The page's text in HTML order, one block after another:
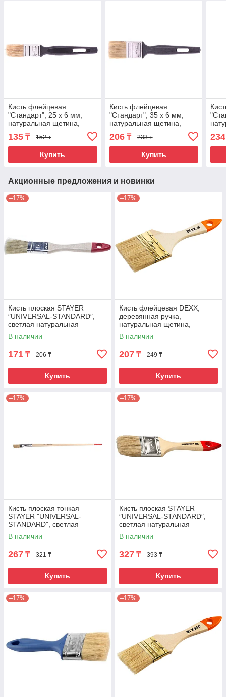
Кисть флейцевая
"Стандарт", 25 х 6 мм,
натуральная щетина,
пластиковая ручка
Сибртех
135 ₸ 152 ₸
Купить
Кисть флейцевая
"Стандарт", 35 х 6 мм,
натуральная щетина,
пластиковая ручка
Сибртех
206₸ 233 ₸
Купить
234
Акционные предложения и новинки
–17%
Кисть плоская STAYER
″UNIVERSAL-STANDARD″,
светлая натуральная
щетина, деревянная ручка,
20мм
В наличии
171 ₸ 206 ₸
Купить
–17%
Кисть флейцевая DEXX,
деревянная ручка,
натуральная щетина,
индивидуальная упаковка,
75мм
В наличии
207 ₸ 249 ₸
Купить
–17%
Кисть плоская тонкая
STAYER "UNIVERSAL-
STANDARD", светлая
натуральная щетина,
деревянная ручка, №10 x
11мм
В наличии
267 ₸ 321 ₸
Купить
–17%
Кисть плоская STAYER
″UNIVERSAL-STANDARD″,
светлая натуральная
щетина, деревянная ручка,
50мм
В наличии
327 ₸ 393 ₸
Купить
–17% –17%